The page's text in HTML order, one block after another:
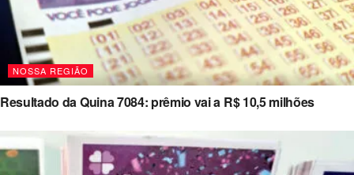
NOSSA REGIÃO
Resultado da Quina 7084: prêmio vai a R$ 10,5 milhões